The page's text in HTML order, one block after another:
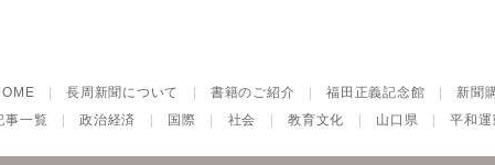
|長周新聞について |書籍のご紹介 |福田正義記念館 新聞
事一覧 |政治経済 国際 社会 |教育文化 山口県 |平和運